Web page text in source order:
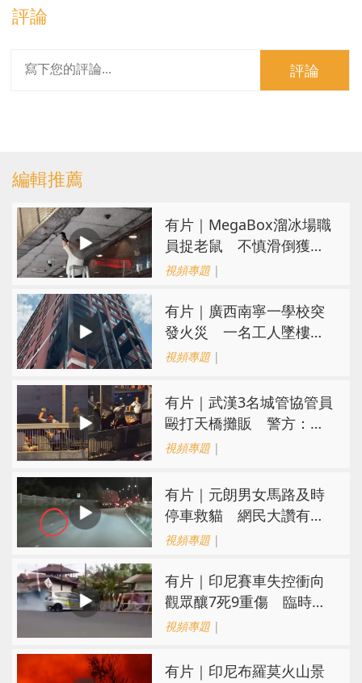
評論
評論
編輯推薦
有片｜MegaBox溜冰場職
員捉老鼠 不慎滑倒獲網
民讚盡責
視頻專題|
有片｜廣西南寧一學校突
發火災 一名工人墜樓已
被送醫
視頻專題|
​有片｜武漢3名城管協管員
毆打天橋攤販 警方：涉
故意傷害已被刑拘
視頻專題|
有片｜元朗男女馬路及時
停車救貓 網民大讚有型
有愛心
視頻專題|
有片｜印尼賽車失控衝向
觀眾釀7死9重傷 臨時賽
道無防護隔離設施
視頻專題|
有片｜印尼布羅莫火山景